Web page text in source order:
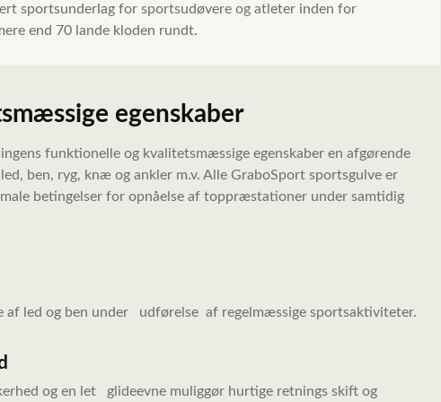
sportsunderlag for sportsudøvere og atleter inden for
end 70 lande kloden rundt.
egenskaber
funktionelle og kvalitetsmæssige egenskaber en afgørende
ben, ryg, knæ og ankler m.v. Alle GraboSport sportsgulve er
betingelser for opnåelse af toppræstationer under samtidig
af led og ben under udførelse af regelmæssige sportsaktiviteter.
og en let glideevne muliggør hurtige retnings skift og